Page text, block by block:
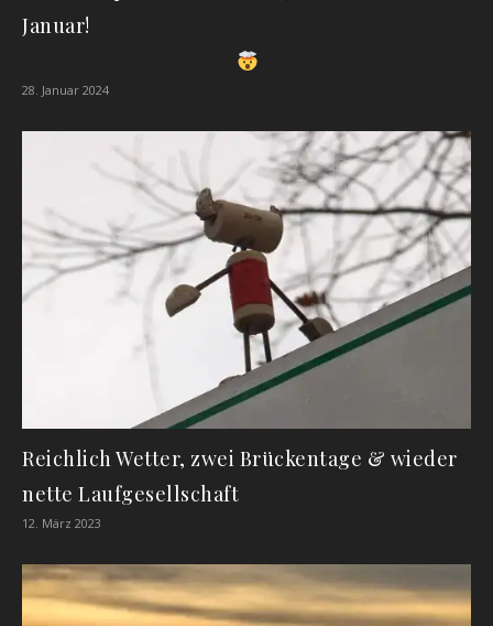
Januar!
28. Januar 2024
Reichlich Wetter, zwei Brückentage & wieder
nette Laufgesellschaft
12. März 2023